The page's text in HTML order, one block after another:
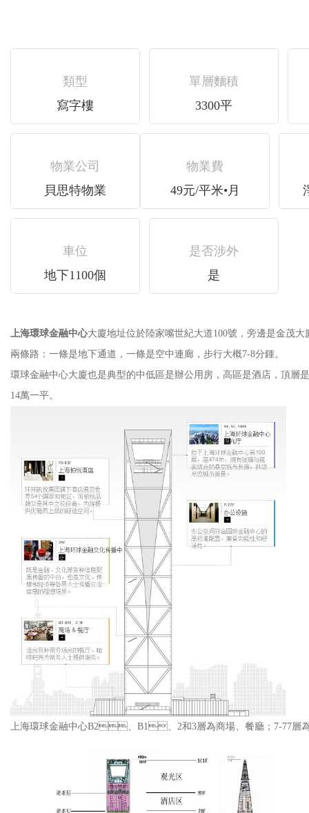
類型
寫字樓
單層麵積
3300平
物業公司
貝思特物業
物業費
49元/平米•月
車位
地下1100個
是否涉外
是
上海環球金融中心大廈地址位於陸家嘴世紀大道100號，旁邊是金茂
兩條路：一條是地下通道，一條是空中連廊，步行大概7-8分鍾。
環球金融中心大廈也是典型的中低區是辦公用房，高區是酒店，頂層
14萬一平。
上海環球金融中心B2、B1、2和3層為商場、餐廳；7-77層